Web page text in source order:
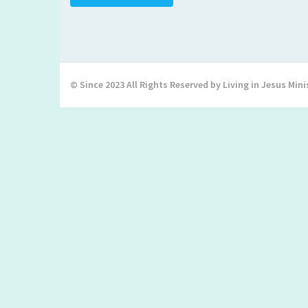
© Since 2023 All Rights Reserved by Living in Jesus